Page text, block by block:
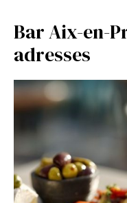
Bar Aix-en-
adresses